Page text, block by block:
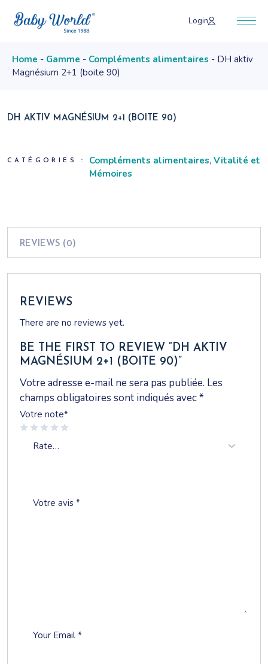
the Login
Home Gamme Compléments alimentaires
DH aktiv
Magnésium 2+1 (boite 90)
DH AKTIV MAGNÉSIUM 2+1 (BOITE 90)
CATÉGORIES : Compléments alimentaires, Vitalité et
Mémoires
REVIEWS (0)
REVIEWS
There are no reviews yet.
BE THE FIRST TO REVIEW “DH AKTIV
MAGNÉSIUM 2+1 (BOITE 90)”
Votre adresse e-mail ne sera pas publiée. Les
champs obligatoires sont indiqués avec*
Votre note*